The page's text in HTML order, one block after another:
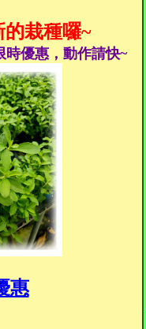
栽種囉~
時優惠，動作請快~
惠